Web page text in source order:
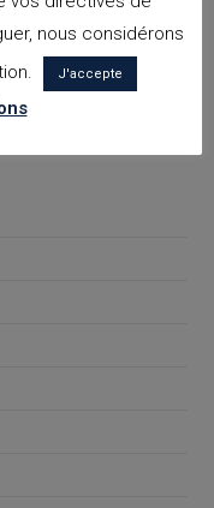
this field empty.
nous considérons
J'accepte